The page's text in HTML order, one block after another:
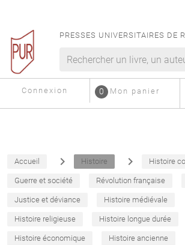
PRESSES UNIVERSITAIRES DE
Connexion Mon panier
0
Accueil navigate_next Histoire navigate_next Histoire
Guerre et société Révolution française
Justice et déviance Histoire médiévale
Histoire religieuse Histoire longue durée
Histoire économique Histoire ancienne